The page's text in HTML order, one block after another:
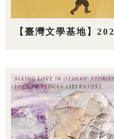
【臺灣文學基地】